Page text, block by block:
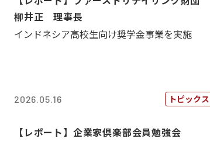
柳井正 理事長
インドネシア高校生向け奨学金事業を実施
2026.05.16 トピックス
【レポート】企業家倶楽部会員勉強会